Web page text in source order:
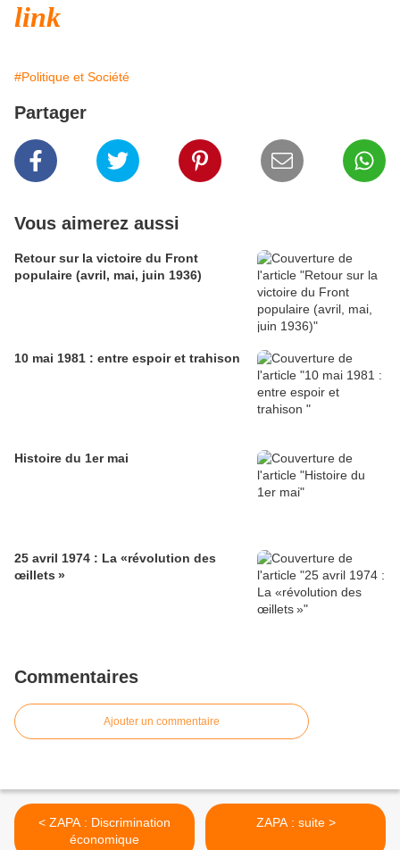
link
#Politique et Société
Partager
Vous aimerez aussi
Retour sur la victoire du Front
populaire (avril, mai, juin 1936)
10 mai 1981 : entre espoir et trahison
Histoire du 1er mai
25 avril 1974 : La «révolution des
œillets »
Commentaires
Ajouter un commentaire
< ZAPA : Discrimination
économique
ZAPA : suite >